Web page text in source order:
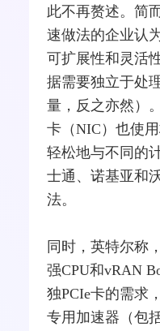
此不再赘述。简
速做法的企业认
可扩展性和灵活
据需要独立于处
量，反之亦然）
卡（NIC）也使
轻松地与不同的
士通 、诺基亚和
法。
同时，英特尔称
强CPU和vRAN
独PCIe卡的需求
专用加速器（包